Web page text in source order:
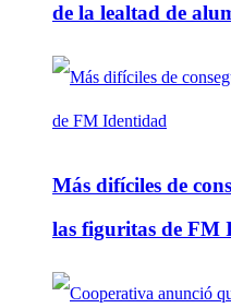
de la lealtad de
Más difíciles de
las figuritas de FM